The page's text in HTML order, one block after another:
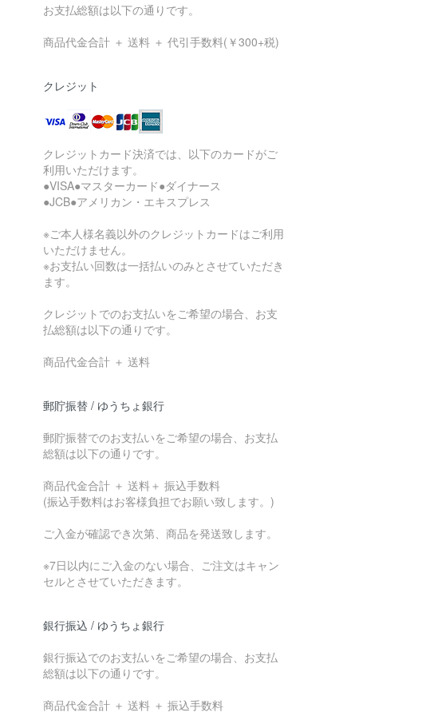
お支払総額は以下の通りです。
商品代金合計 ＋ 送料 ＋ 代引手数料(￥300+税)
クレジット
クレジットカード決済では、以下のカードがご
利用いただけます。
●VISA●マスターカード●ダイナース
●JCB●アメリカン・エキスプレス
※ご本人様名義以外のクレジットカードはご利用
いただけません。
※お支払い回数は一括払いのみとさせていただき
ます。
クレジットでのお支払いをご希望の場合、お支
払総額は以下の通りです。
商品代金合計 ＋ 送料
郵貯振替 / ゆうちょ銀行
郵貯振替でのお支払いをご希望の場合、お支払
総額は以下の通りです。
商品代金合計 ＋ 送料＋ 振込手数料
(振込手数料はお客様負担でお願い致します。)
ご入金が確認でき次第、商品を発送致します。
※7日以内にご入金のない場合、ご注文はキャン
セルとさせていただきます。
銀行振込 / ゆうちょ銀行
銀行振込でのお支払いをご希望の場合、お支払
総額は以下の通りです。
商品代金合計 ＋ 送料 ＋ 振込手数料